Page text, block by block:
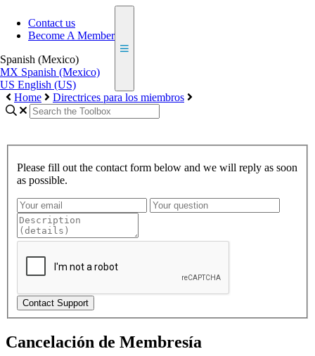
Contact us
Become A Member
Spanish (Mexico)
MX Spanish (Mexico)
US English (US)
Home
Directrices para los miembros
Please fill out the contact form below and we will reply as soon
as possible.
Cancelación de Membresía